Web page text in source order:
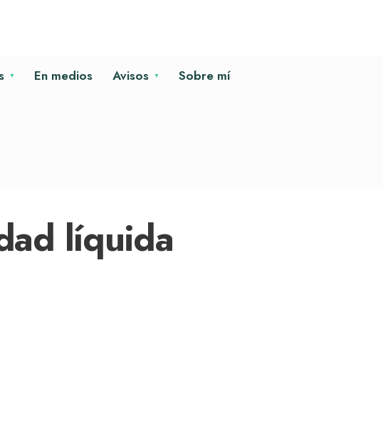
En medios Avisos Sobre mí
líquida